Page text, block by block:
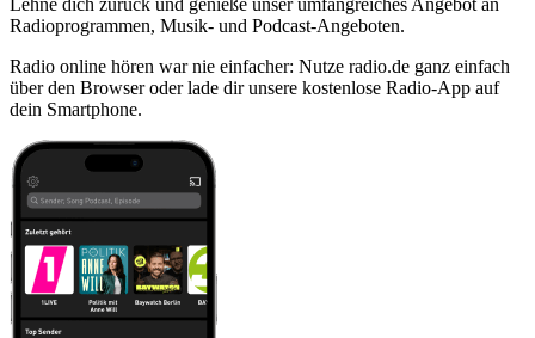
Radioprogrammen, Musik- und Podcast-Angeboten.
Radio online hören war nie einfacher: Nutze radio.de ganz einfach
über den Browser oder lade dir unsere kostenlose Radio-App auf
dein Smartphone.